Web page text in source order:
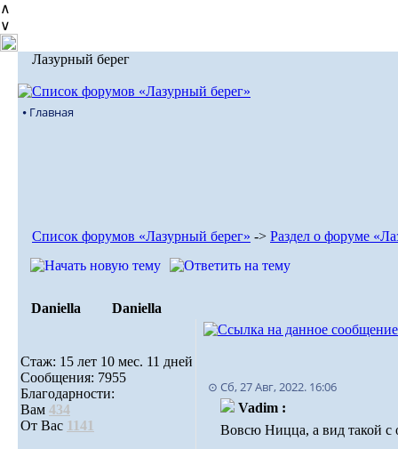
∧
∨
Лазурный берег
⦁ Главная
Список форумов «Лазурный берег» -> Раздел о форуме
Daniella Daniella
Стаж: 15 лет 10 мес. 11 дней
Сообщения: 7955
Благодарности:
Вам 434
От Вас 1141
⊙ Сб, 27 Авг, 2022. 16:06
Vadim :
Вовсю Ницца, а вид такой с